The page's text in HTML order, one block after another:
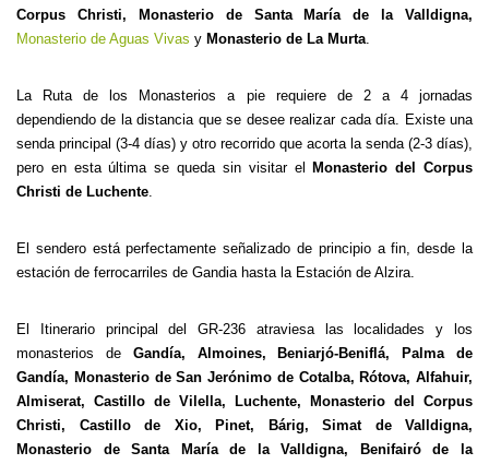
Corpus Christi, Monasterio de Santa María de la Valldigna,
Monasterio de Aguas Vivas y Monasterio de La Murta.
La Ruta de los Monasterios a pie requiere de 2 a 4 jornadas
dependiendo de la distancia que se desee realizar cada día. Existe una
senda principal (3-4 días) y otro recorrido que acorta la senda (2-3 días),
pero en esta última se queda sin visitar el
Monasterio del Corpus
Christi de Luchente.
El sendero está perfectamente señalizado de principio a fin, desde la
estación de ferrocarriles de Gandia hasta la Estación de Alzira.
El Itinerario principal del GR-236 atraviesa las localidades y los
monasterios de Gandía, Almoines, Beniarjó-Beniflá, Palma de
Gandía, Monasterio de San Jerónimo de Cotalba, Rótova, Alfahuir,
Almiserat, Castillo de Vilella, Luchente, Monasterio del Corpus
Christi, Castillo de Xio, Pinet, Bárig, Simat de Valldigna,
Monasterio de Santa María de la Valldigna, Benifairó de la